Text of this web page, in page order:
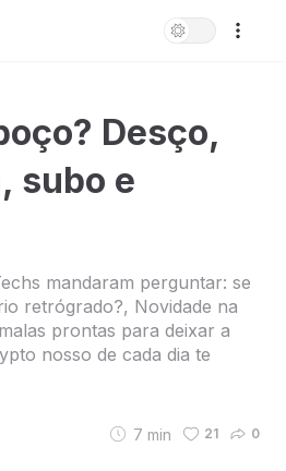
Desço,
subo e
mandaram perguntar: se
retrógrado?, Novidade na
prontas para deixar a
nosso de cada dia te
7 min 21 0